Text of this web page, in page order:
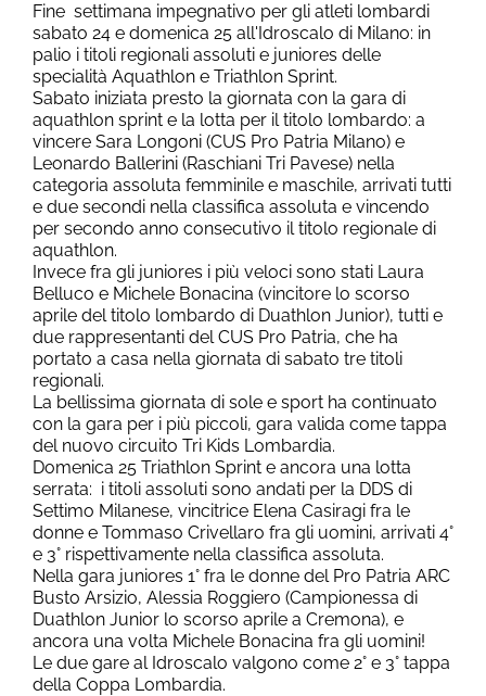
Fine settimana impegnativo per gli atleti lombardi
sabato 24 e domenica 25 all'Idroscalo di Milano: in
palio i titoli regionali assoluti e juniores delle
specialità Aquathlon e Triathlon Sprint.
Sabato iniziata presto la giornata con la gara di
aquathlon sprint e la lotta per il titolo lombardo: a
vincere Sara Longoni (CUS Pro Patria Milano) e
Leonardo Ballerini (Raschiani Tri Pavese) nella
categoria assoluta femminile e maschile, arrivati tutti
e due secondi nella classifica assoluta e vincendo
per secondo anno consecutivo il titolo regionale di
aquathlon.
Invece fra gli juniores i più veloci sono stati Laura
Belluco e Michele Bonacina (vincitore lo scorso
aprile del titolo lombardo di Duathlon Junior), tutti e
due rappresentanti del CUS Pro Patria, che ha
portato a casa nella giornata di sabato tre titoli
regionali.
La bellissima giornata di sole e sport ha continuato
con la gara per i più piccoli, gara valida come tappa
del nuovo circuito Tri Kids Lombardia.
Domenica 25 Triathlon Sprint e ancora una lotta
serrata: i titoli assoluti sono andati per la DDS di
Settimo Milanese, vincitrice Elena Casiragi fra le
donne e Tommaso Crivellaro fra gli uomini, arrivati 4°
e 3° rispettivamente nella classifica assoluta.
Nella gara juniores 1° fra le donne del Pro Patria ARC
Busto Arsizio, Alessia Roggiero (Campionessa di
Duathlon Junior lo scorso aprile a Cremona), e
ancora una volta Michele Bonacina fra gli uomini!
Le due gare al Idroscalo valgono come 2° e 3° tappa
della Coppa Lombardia.